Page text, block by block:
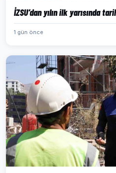
İZSU’dan yılın ilk yarısında
1 gün önce